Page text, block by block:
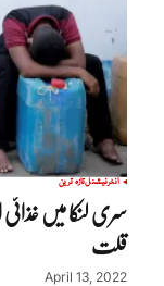
انٹرنیشنلتازہ ترین
سری لنکا میں
قلت
April 13, 2022